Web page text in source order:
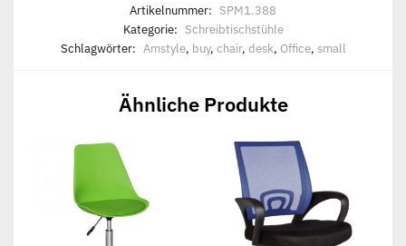
Artikelnummer: SPM1.388
Kategorie: Schreibtischstühle
Schlagwörter: Amstyle, buy, chair, desk, Office, small
Ähnliche Produkte